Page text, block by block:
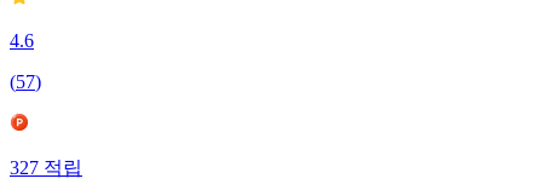
4.6
(57)
327 적립